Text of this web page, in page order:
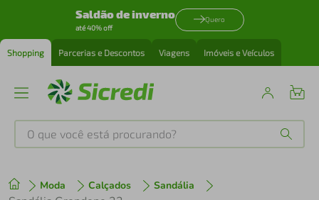
Saldão de inverno
até 40% off
Quero
Shopping Parcerias e Descontos Viagens Imóveis e Veículos
O que você está procurando?
Moda Calçados Sandália